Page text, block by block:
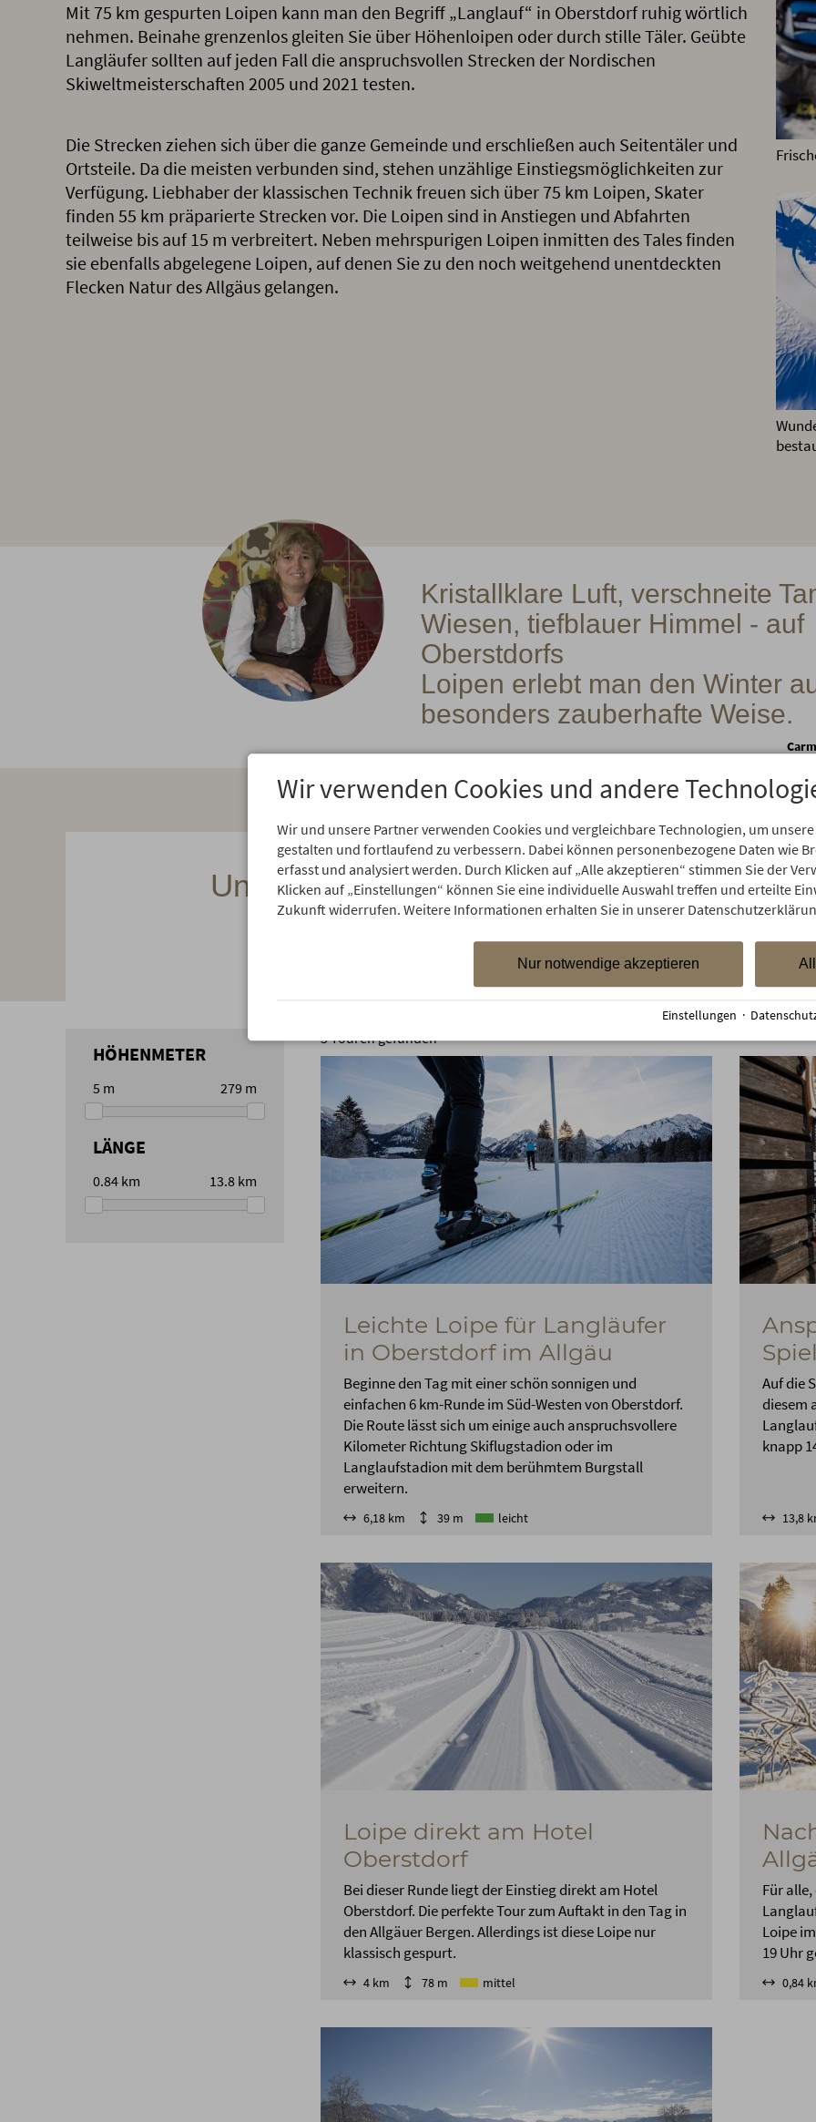
Mit 75 km gespurten Loipen kann man den Begriff „Langlauf“ in Oberstdorf ruhig wörtlich
nehmen. Beinahe grenzenlos gleiten Sie über Höhenloipen oder durch stille Täler. Geübte
Langläufer sollten auf jeden Fall die anspruchsvollen Strecken der Nordischen
Skiweltmeisterschaften 2005 und 2021 testen.
Die Strecken ziehen sich über die ganze Gemeinde und erschließen auch Seitentäler und
Ortsteile. Da die meisten verbunden sind, stehen unzählige Einstiegsmöglichkeiten zur
Verfügung. Liebhaber der klassischen Technik freuen sich über 75 km Loipen, Skater
finden 55 km präparierte Strecken vor. Die Loipen sind in Anstiegen und Abfahrten
teilweise bis auf 15 m verbreitert. Neben mehrspurigen Loipen inmitten des Tales finden
sie ebenfalls abgelegene Loipen, auf denen Sie zu den noch weitgehend unentdeckten
Flecken Natur des Allgäus gelangen.
Kristallklare Luft, verschneite
Wiesen, tiefblauer Himmel - auf
Oberstdorfs
Loipen erlebt man den Winter
besonders zauberhafte Weise.
Unsere Tourenvorschläge für Skater und
Stil
HÖHENMETER
5 m 279 m
LÄNGE
0.84 km 13.8 km
5Touren gefunden
Leichte Loipe für Langläufer
in Oberstdorf im Allgäu
Beginne den Tag mit einer schön sonnigen und
einfachen 6 km-Runde im Süd-Westen von Oberstdorf.
Die Route lässt sich um einige auch anspruchsvollere
Kilometer Richtung Skiflugstadion oder im
Langlaufstadion mit dem berühmtem Burgstall
erweitern.
6,18 km 39 m leicht
Auf die
diesem
knapp
13,8
Loipe direkt am Hotel
Oberstdorf
Bei dieser Runde liegt der Einstieg direkt am Hotel
Oberstdorf. Die perfekte Tour zum Auftakt in den Tag in
den Allgäuer Bergen. Allerdings ist diese Loipe nur
klassisch gespurt.
4 km 78 m mittel
Für
Loipe
19 Uhr
0,84
Wir verwenden Cookies und andere
Wir und unsere Partner verwenden Cookies und vergleichbare Technologien, um
gestalten und fortlaufend zu verbessern. Dabei können personenbezogene Daten wie
erfasst und analysiert werden. Durch Klicken auf „Alle akzeptieren“ stimmen Sie der
Klicken auf „Einstellungen“ können Sie eine individuelle Auswahl treffen und erteilte
Zukunft widerrufen. Weitere Informationen erhalten Sie in unserer
Nur notwendige akzeptieren
Einstellungen ·